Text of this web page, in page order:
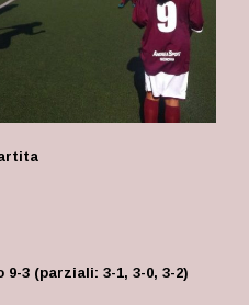
9-3 (parziali: 3-1, 3-0, 3-2)